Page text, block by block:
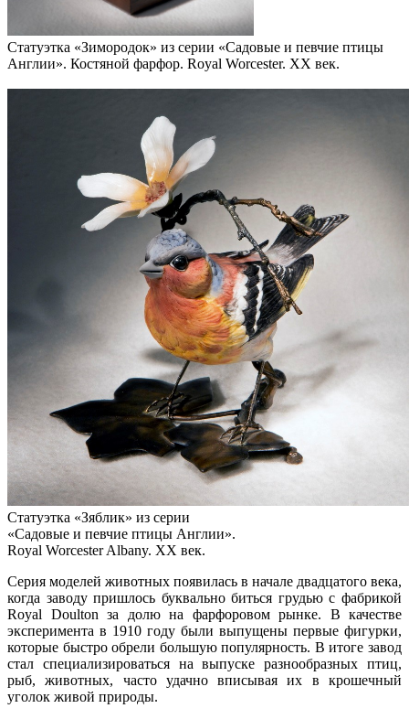
Статуэтка «Зимородок» из серии «Садовые и певчие птицы
Англии». Костяной фарфор. Royal Worcester. XX век.
Статуэтка «Зяблик» из серии
«Садовые и певчие птицы Англии».
Royal Worcester Albany. XX век.
Серия моделей животных появилась в начале двадцатого века,
когда заводу пришлось буквально биться грудью с фабрикой
Royal Doulton за долю на фарфоровом рынке. В качестве
эксперимента в 1910 году были выпущены первые фигурки,
которые быстро обрели большую популярность. В итоге завод
стал специализироваться на выпуске разнообразных птиц,
рыб, животных, часто удачно вписывая их в крошечный
уголок живой природы.